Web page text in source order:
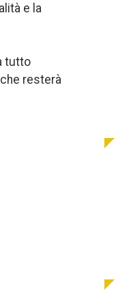
e la
tutto
resterà